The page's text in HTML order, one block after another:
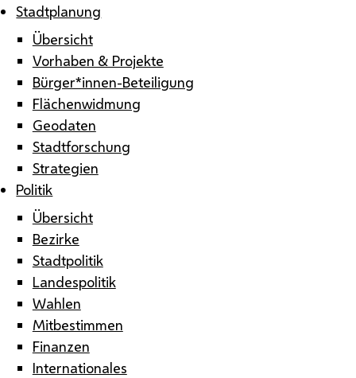
Stadtplanung
Übersicht
Vorhaben & Projekte
Bürger*innen-Beteiligung
Flächenwidmung
Geodaten
Stadtforschung
Strategien
Politik
Übersicht
Bezirke
Stadtpolitik
Landespolitik
Wahlen
Mitbestimmen
Finanzen
Internationales